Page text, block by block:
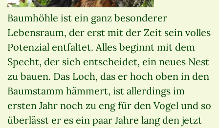
Baumhöhle ist ein ganz besonderer
Lebensraum, der erst mit der Zeit sein volles
Potenzial entfaltet. Alles beginnt mit dem
Specht, der sich entscheidet, ein neues Nest
zu bauen. Das Loch, das er hoch oben in den
Baumstamm hämmert, ist allerdings im
ersten Jahr noch zu eng für den Vogel und so
überlässt er es ein paar Jahre lang den jetzt